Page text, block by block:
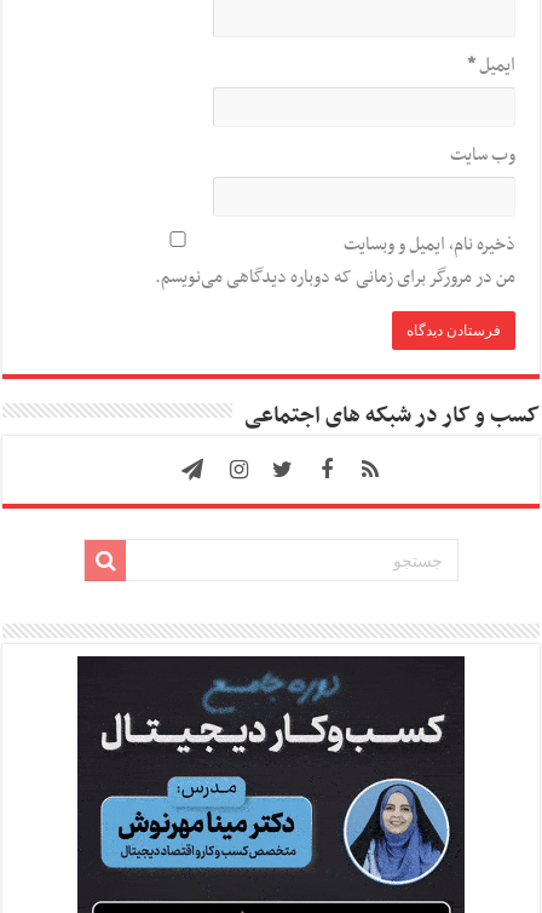
ایمیل*
وب‌ سایت
ذخیره نام، ایمیل و وبسایت
من در مرورگر برای زمانی که دوباره دیدگاهی می‌نویسم.
کسب و کار در شبکه های اجتماعی